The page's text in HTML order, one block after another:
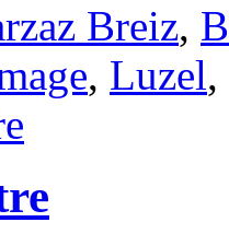
Breiz,
, Luzel,